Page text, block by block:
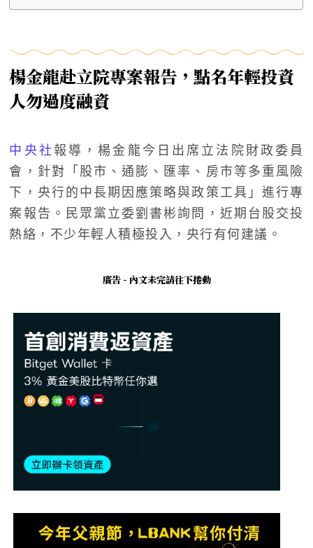
楊金龍赴立院專案報告，點名年輕投資
人勿過度融資
中央社報導，楊金龍今日出席立法院財政委員
會，針對「股市、通膨、匯率、房市等多重風險
下，央行的中長期因應策略與政策工具」進行專
案報告。民眾黨立委劉書彬詢問，近期台股交投
熱絡，不少年輕人積極投入，央行有何建議。
廣告 - 內文未完請往下捲動